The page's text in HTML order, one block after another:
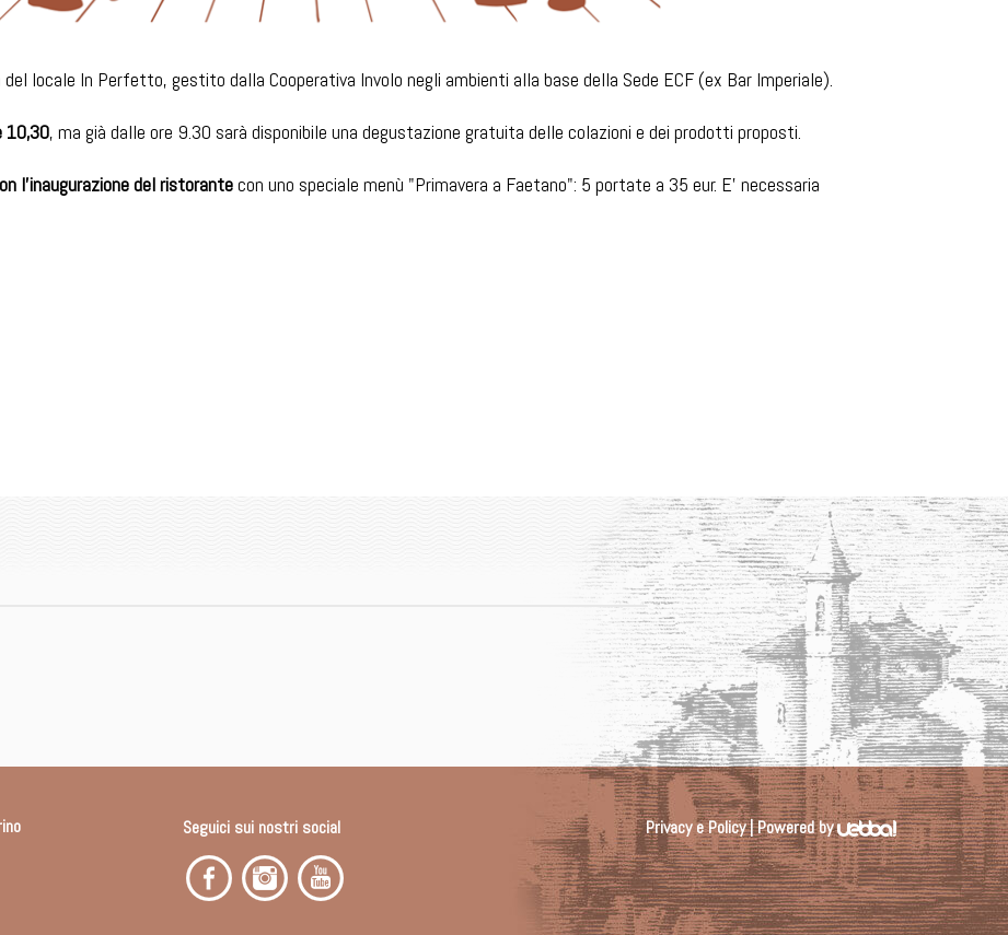
locale In Perfetto, gestito dalla Cooperativa Involo negli ambienti alla base della Sede ECF (ex Bar Imperiale).
10,30, ma già dalle ore 9.30 sarà disponibile una degustazione gratuita delle colazioni e dei prodotti proposti.
l'inaugurazione del ristorantecon uno speciale menù "Primavera a Faetano": 5 portate a 35 eur. E' necessaria
Seguici sui nostri social Privacy e Policy| Powered by